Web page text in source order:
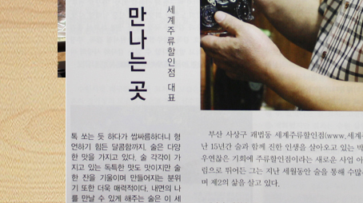
새계주류부산할인점
위스키
브랜디/꼬냑
와인선물세트
Total 115건1 페이지